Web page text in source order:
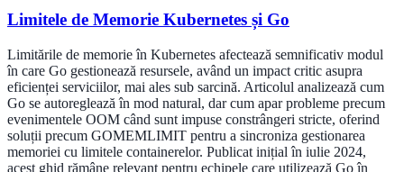
Limitele de Memorie Kubernetes și Go
Limitările de memorie în Kubernetes afectează semnificativ modul
în care Go gestionează resursele, având un impact critic asupra
eficienței serviciilor, mai ales sub sarcină. Articolul analizează cum
Go se autoreglează în mod natural, dar cum apar probleme precum
evenimentele OOM când sunt impuse constrângeri stricte, oferind
soluții precum GOMEMLIMIT pentru a sincroniza gestionarea
memoriei cu limitele containerelor. Publicat inițial în iulie 2024,
acest ghid rămâne relevant pentru echipele care utilizează Go în